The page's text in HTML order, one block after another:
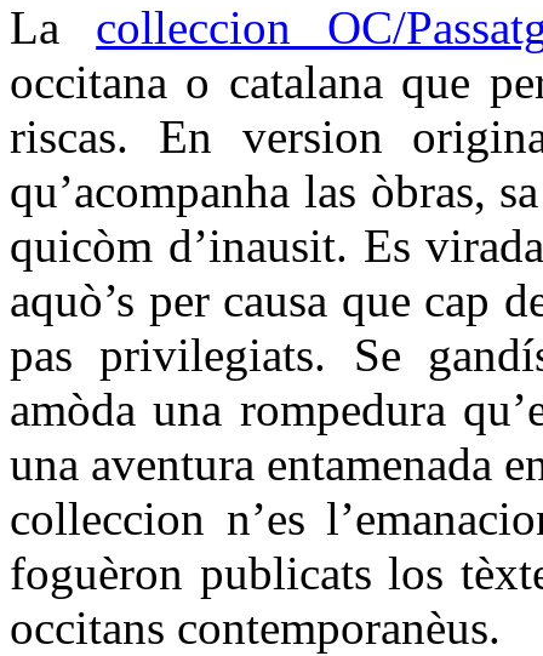
La colleccion OC/
occitana o catalana que
riscas. En version
qu’acompanha las òbras,
quicòm d’inausit. Es
aquò’s per causa que cap
pas privilegiats. Se
amòda una rompedura
una aventura entamenada
colleccion n’es
foguèron publicats los
occitans contemporanèus.